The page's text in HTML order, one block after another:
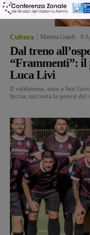
Cultura Martina Giardi 9
Dal treno
“Frammenti”: il
Luca Livi
Il valdarnese, nato a San
Incisa, racconta la genesi del